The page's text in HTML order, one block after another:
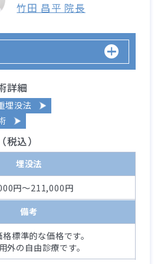
竹田 昌平 院長
詳細
埋没法
込）
埋没法
円～211,000円
備考
格標準的な価格です。
外の自由診療です。